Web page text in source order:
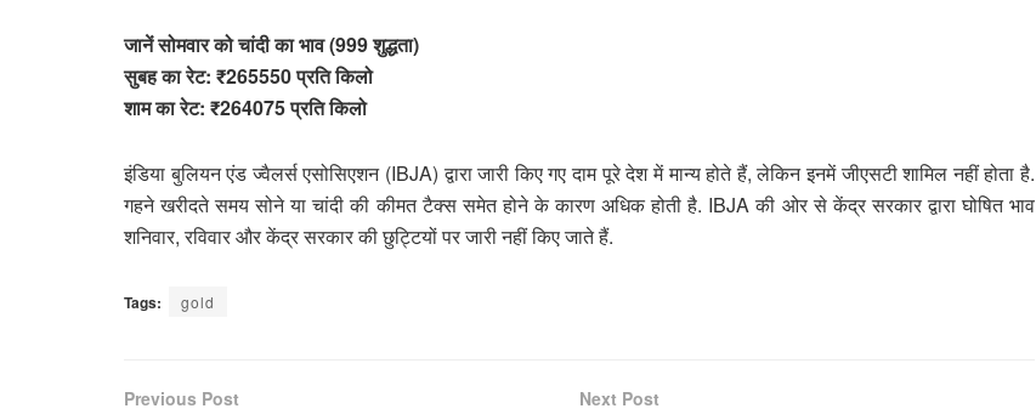
जानें सोमवार को चांदी का भाव (999 शुद्धता)
सुबह का रेट: ₹265550 प्रति किलो
शाम का रेट: ₹264075 प्रति किलो
इंडिया बुलियन एंड ज्वैलर्स एसोसिएशन (IBJA) द्वारा जारी किए गए दाम पूरे देश में मान्य होते हैं, लेकिन इनमें जीएसटी शामिल नहीं होता है.
गहने खरीदते समय सोने या चांदी की कीमत टैक्स समेत होने के कारण अधिक होती है. IBJA की ओर से केंद्र सरकार द्वारा घोषित भाव
शनिवार, रविवार और केंद्र सरकार की छुट्टियों पर जारी नहीं किए जाते हैं.
Tags: gold
Previous Post Next Post